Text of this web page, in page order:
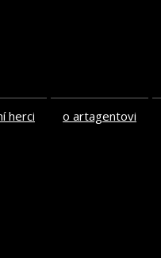
herci o artagentovi